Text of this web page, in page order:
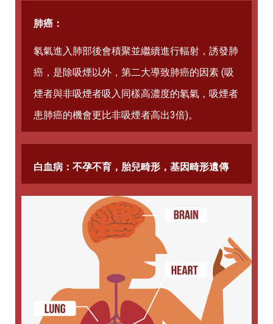
肺癌：
氡氣進入肺部後會積聚並繼續進行輻射，誘發肺
癌，是除吸煙以外，第二大導致肺癌的因素 (吸
煙者與非吸煙者吸入同樣高濃度的氡氣，吸煙者
患肺癌的機會更比非吸煙者高出3倍)。
白血病：不孕不育，胎兒畸形，基因畸形遺傳